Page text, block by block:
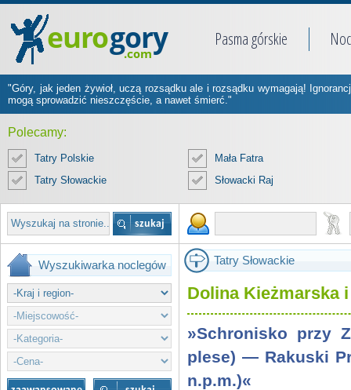
Pasma górskie
"Góry, jak jeden żywioł, uczą rozsądku ale i rozsądku wymagają!
mogą sprowadzić nieszczęście, a nawet śmierć."
Polecamy:
Tatry Polskie
Mała Fatra
Tatry Słowackie
Słowacki Raj
Tatry Słowackie
Dolina Kieżmarska
»Schronisko przy
plese) — Rakuski
n.p.m.)«
Wyszukiwarka noclegów